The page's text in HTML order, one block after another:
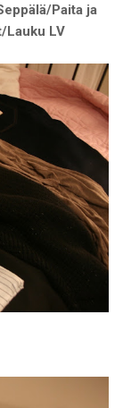
Paita ja
Lauku LV